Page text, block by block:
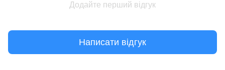
Додайте перший відгук
Написати відгук